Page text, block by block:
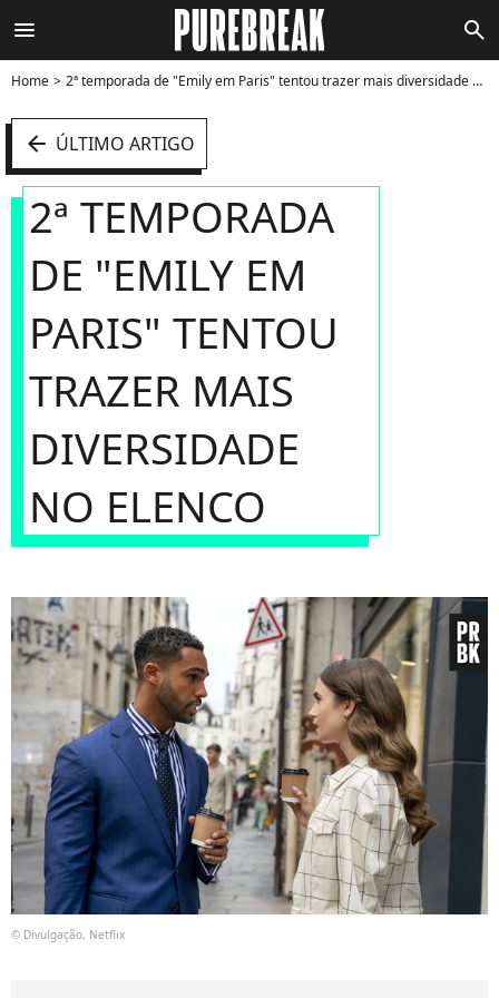
menu search
Home 2ª temporada de "Emily em Paris" tentou trazer mais diversidade no elenco - Foto
arrow_left ÚLTIMO ARTIGO
2ª TEMPORADA
DE "EMILY EM
PARIS" TENTOU
TRAZER MAIS
DIVERSIDADE
NO ELENCO
© Divulgação, Netflix